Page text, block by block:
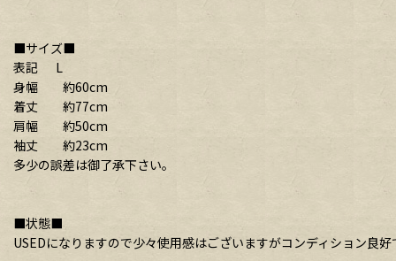
■サイズ■
表記 L
身幅 約60cm
着丈 約77cm
肩幅 約50cm
袖丈 約23cm
多少の誤差は御了承下さい。
■状態■
USEDになりますので少々使用感はございますがコンディション良好